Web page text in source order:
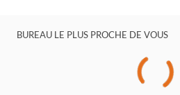
BUREAU LE PLUS PROCHE DE VOUS